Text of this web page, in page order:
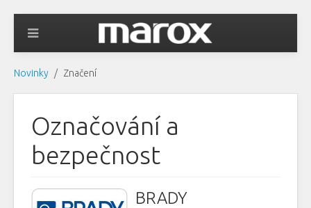
Novinky Značení
Označování a
bezpečnost
BRADY